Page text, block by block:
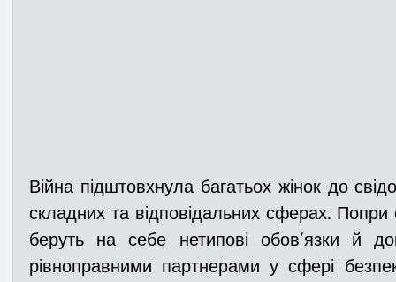
Війна підштовхнула багатьох жінок до
складних та відповідальних сферах. Попри
беруть на себе нетипові обов’язки й
рівноправними партнерами у сфері